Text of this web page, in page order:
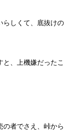
らしくて、底抜けの
、上機嫌だったこ
の者でさえ、峠から